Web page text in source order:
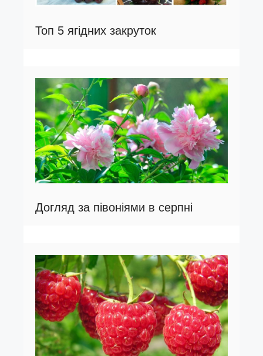
Топ 5 ягідних закруток
Догляд за півоніями в серпні